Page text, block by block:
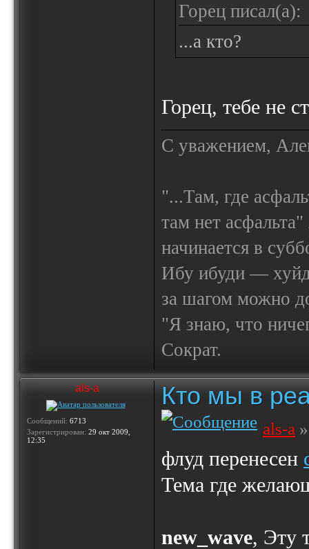
Горец писал(а):
...а кто?
Горец, тебе не
С уважением,
"...Там, где
там нет
начинается в
Ибу ибуди —
за шагом можно
"Я знаю, что
Сократ.
als-a
Сообщений: 6713
Зарегистрирован: 29 окт 2009,
12:35
Кто мы в
als-a
флуд перенесен
Тема где
new_wave, Эту